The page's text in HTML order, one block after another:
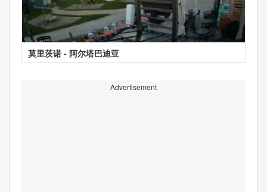
莫里茨诺 - 阿尔塔巴迪亚
Advertisement